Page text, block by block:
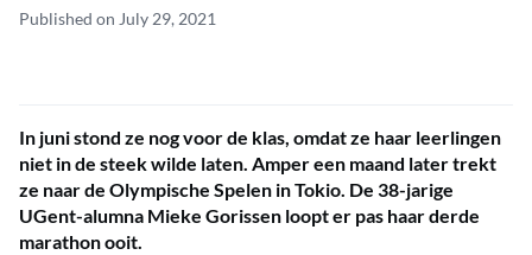
Published on July 29, 2021
In juni stond ze nog voor de klas, omdat ze haar leerlingen
niet in de steek wilde laten. Amper een maand later trekt
ze naar de Olympische Spelen in Tokio. De 38-jarige
UGent-alumna Mieke Gorissen loopt er pas haar derde
marathon ooit.